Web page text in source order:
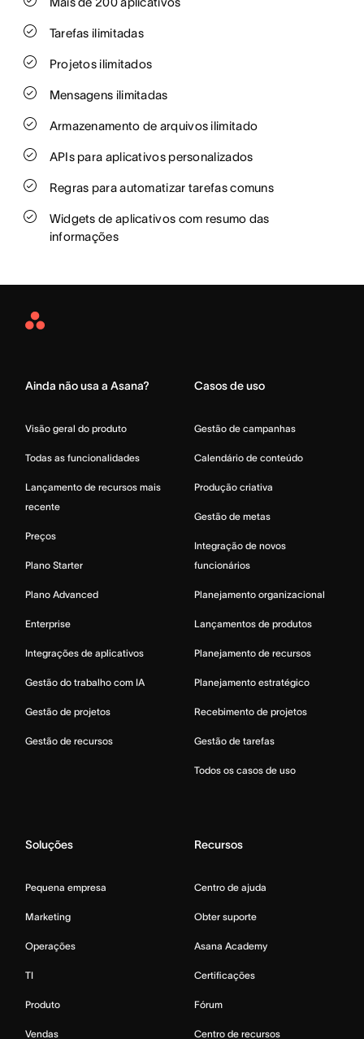
Tarefas ilimitadas
Projetos ilimitados
Mensagens ilimitadas
Armazenamento de arquivos ilimitado
APIs para aplicativos personalizados
Regras para automatizar tarefas comuns
Widgets de aplicativos com resumo das
informações
Asana
Ainda não usa a Asana?
Visão geral do produto
Todas as funcionalidades
Lançamento de recursos mais
recente
Preços
Plano Starter
Plano Advanced
Enterprise
Integrações de aplicativos
Gestão do trabalho com IA
Gestão de projetos
Gestão de recursos
Casos de uso
Gestão de campanhas
Calendário de conteúdo
Produção criativa
Gestão de metas
Integração de novos
funcionários
Planejamento organizacional
Lançamentos de produtos
Planejamento de recursos
Planejamento estratégico
Recebimento de projetos
Gestão de tarefas
Todos os casos de uso
Soluções
Pequena empresa
Marketing
Operações
TI
Produto
Vendas
Recursos
Centro de ajuda
Obter suporte
Asana Academy
Certificações
Fórum
Centro de recursos